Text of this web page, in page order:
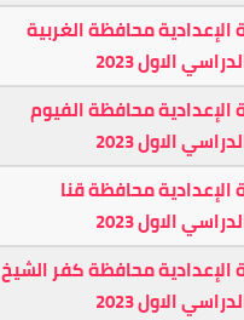
الإعدادية محافظة الغربية
الاول 2023
الإعدادية محافظة الفيوم
الاول 2023
الإعدادية محافظة قنا
الاول 2023
الإعدادية محافظة كفر الشيخ
الاول 2023